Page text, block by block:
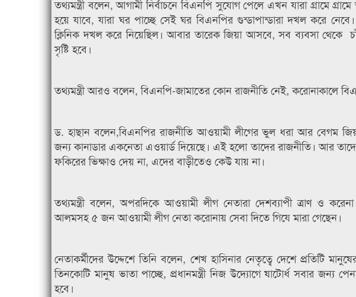
তথ্যমন্ত্রী বলেন, আগামী নির্বাচনে বিএনপি সুযোগ পেলে এখন যারা গ্রামে
হয়ে যাবে, যারা ঘর পাচ্ছে সেই ঘর বিএনপির গুন্ডাপান্ডারা দখল করে
ক্লিনিক দখল করে নিয়েছিল। আবার তারেক জিয়া আসবে, সব ব্যবসা থেকে
সৃষ্টি হবে।
তথ্যমন্ত্রী আরও বলেন, বিএনপি-জামাতের কোন রাজনীতি নেই, করোনাকালে
ড. হাছান বলেন,বিএনপির রাজনীতি আওয়ামী লীগের ভুল ধরা আর বেগম
জন্য কানাডার একনেতা এওয়ার্ড দিয়েছে। এই হলো তাদের রাজনীতি। আর
ফকিরের ভিক্ষাও দেয় না, এদের বাড়ীতেও কেউ যায় না।
তথ্যমন্ত্রী বলেন, অপরদিকে আওয়ামী লীগ নেতারা দেশব্যাপী ত্রাণ ও
আলমসহ ৫ জন আওয়ামী লীগ নেতা করোনায় সেবা দিতে গিযে মারা গেছেন।
নেতাকর্মীদের উদ্দেশে তিনি বলেন, শেখ হাসিনার নেতৃত্বে দেশে প্রতিটি
তিনকোটি মানুষ ভাতা পাচ্ছে, প্রধানমন্ত্রী নিজ উদ্যোগে ষাটোর্ধ সবার
হবে।